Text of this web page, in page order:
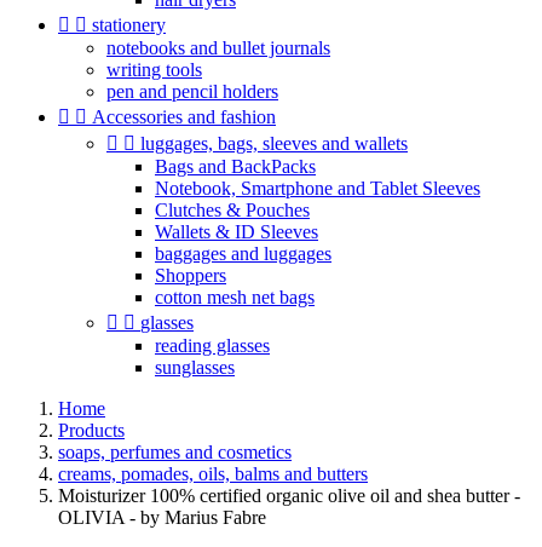
  stationery
notebooks and bullet journals
writing tools
pen and pencil holders
  Accessories and fashion
  luggages, bags, sleeves and wallets
Bags and BackPacks
Notebook, Smartphone and Tablet Sleeves
Clutches & Pouches
Wallets & ID Sleeves
baggages and luggages
Shoppers
cotton mesh net bags
  glasses
reading glasses
sunglasses
Home
Products
soaps, perfumes and cosmetics
creams, pomades, oils, balms and butters
Moisturizer 100% certified organic olive oil and shea butter -
OLIVIA - by Marius Fabre